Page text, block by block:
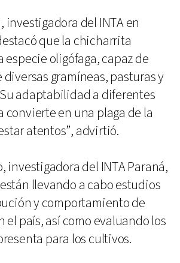
investigadora del INTA en
que la chicharrita
especie oligófaga, capaz de
gramíneas, pasturas y
adaptabilidad a diferentes
convierte en una plaga de la
atentos”, advirtió.
investigadora del INTA Paraná,
llevando a cabo estudios
y comportamiento de
el país, así como evaluando los
para los cultivos.